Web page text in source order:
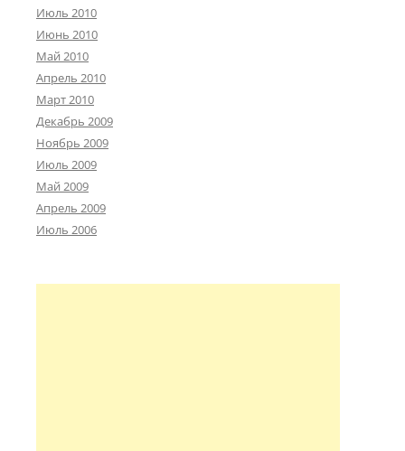
Июль 2010
Июнь 2010
Май 2010
Апрель 2010
Март 2010
Декабрь 2009
Ноябрь 2009
Июль 2009
Май 2009
Апрель 2009
Июль 2006